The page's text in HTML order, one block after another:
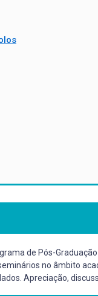
de Pós-
no âmbito
Apreciação,